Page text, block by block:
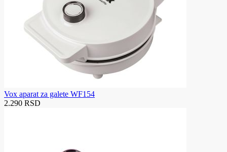
Vox aparat za galete WF154
2.290 RSD